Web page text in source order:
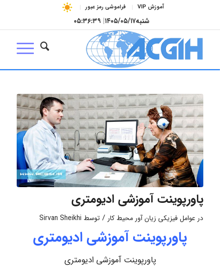
آموزش VIP فراموشی رمز عبور
شنبه۱۴۰۵/۰۵/۱۷| ۰۵:۳۶:۴۰
پاورپوینت آموزشی ادیومتری
در عوامل فیزیکی زیان آور محیط کار / توسط Sirvan Sheikhi
پاورپوینت آموزشی ادیومتری
پاورپوینت آموزشی ادیومتری